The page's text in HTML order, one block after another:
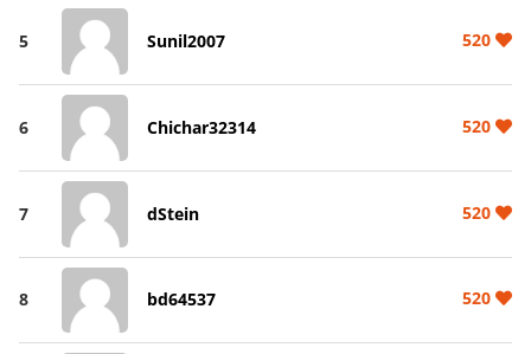
5 Sunil2007 520
6 Chichar32314 520
7 dStein 520
8 bd64537 520